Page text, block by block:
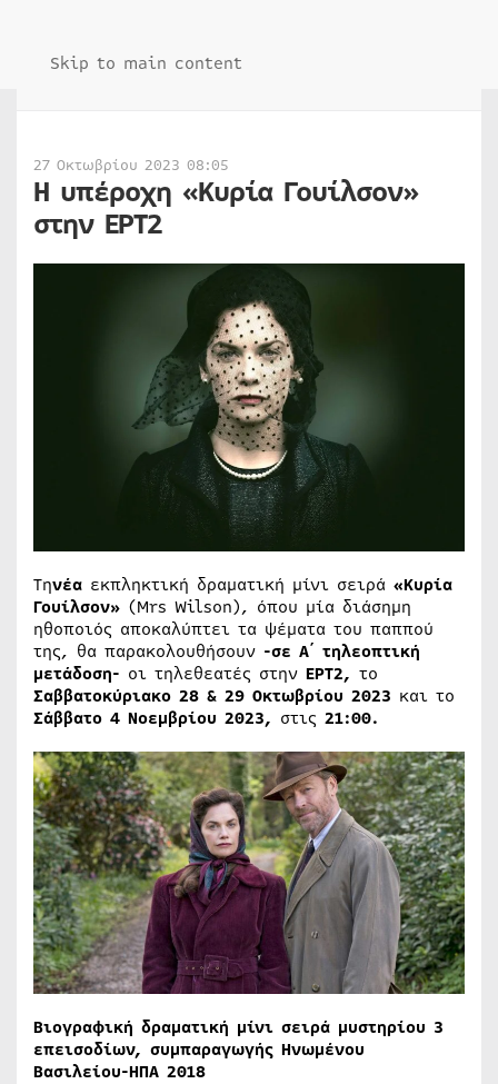
Skip to main content
27 Οκτωβρίου 2023 08:05
Η υπέροχη «Κυρία Γουίλσον»
στην ΕΡΤ2
Τηνέα εκπληκτική δραματική μίνι σειρά «Κυρία
Γουίλσον» (Mrs Wilson), όπου μία διάσημη
ηθοποιός αποκαλύπτει τα ψέματα του παππού
της, θα παρακολουθήσουν -σε Α΄ τηλεοπτική
μετάδοση- οι τηλεθεατές στην ΕΡΤ2, το
Σαββατοκύριακο 28 & 29 Οκτωβρίου 2023 και το
Σάββατο 4 Νοεμβρίου 2023, στις 21:00.
Βιογραφική δραματική μίνι σειρά μυστηρίου 3
επεισοδίων, συμπαραγωγής Ηνωμένου
Βασιλείου-ΗΠΑ 2018